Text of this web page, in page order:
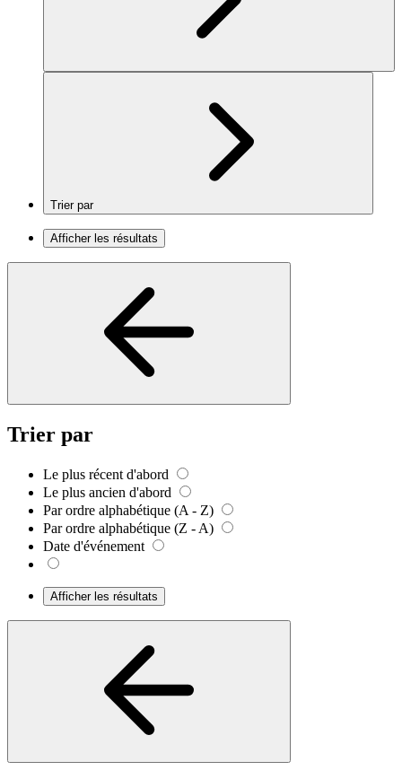
Trier par
Afficher les résultats
Trier par
Le plus récent d'abord
Le plus ancien d'abord
Par ordre alphabétique (A - Z)
Par ordre alphabétique (Z - A)
Date d'événement
Afficher les résultats